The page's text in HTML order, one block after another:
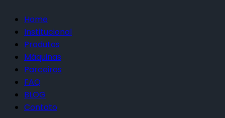
Home
Institucional
Produtos
Máquinas
Parceiros
FAQ
BLOG
Contato